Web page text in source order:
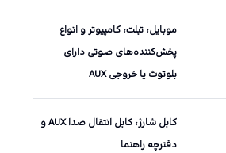
موبایل، تبلت، کامپیوتر و انواع
پخش‌کننده‌های صوتی دارای
بلوتوث یا خروجی AUX
کابل شارژ، کابل انتقال صدا AUX و
دفترچه راهنما